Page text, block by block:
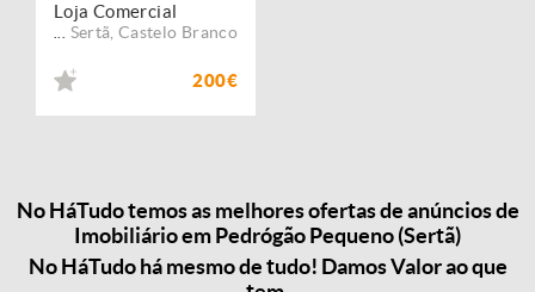
Loja Comercial
Sertã ,Castelo Branco
200€
No HáTudo temos as melhores ofertas de anúncios de
Imobiliário em Pedrógão Pequeno (Sertã)
No HáTudo há mesmo de tudo! Damos Valor ao que